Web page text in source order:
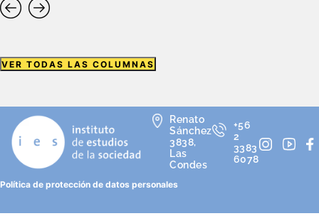
VER TODAS LAS COLUMNAS
Renato
Sánchez
3838,
Las
Condes
+56
2
3383
6078
Política de protección de datos personales